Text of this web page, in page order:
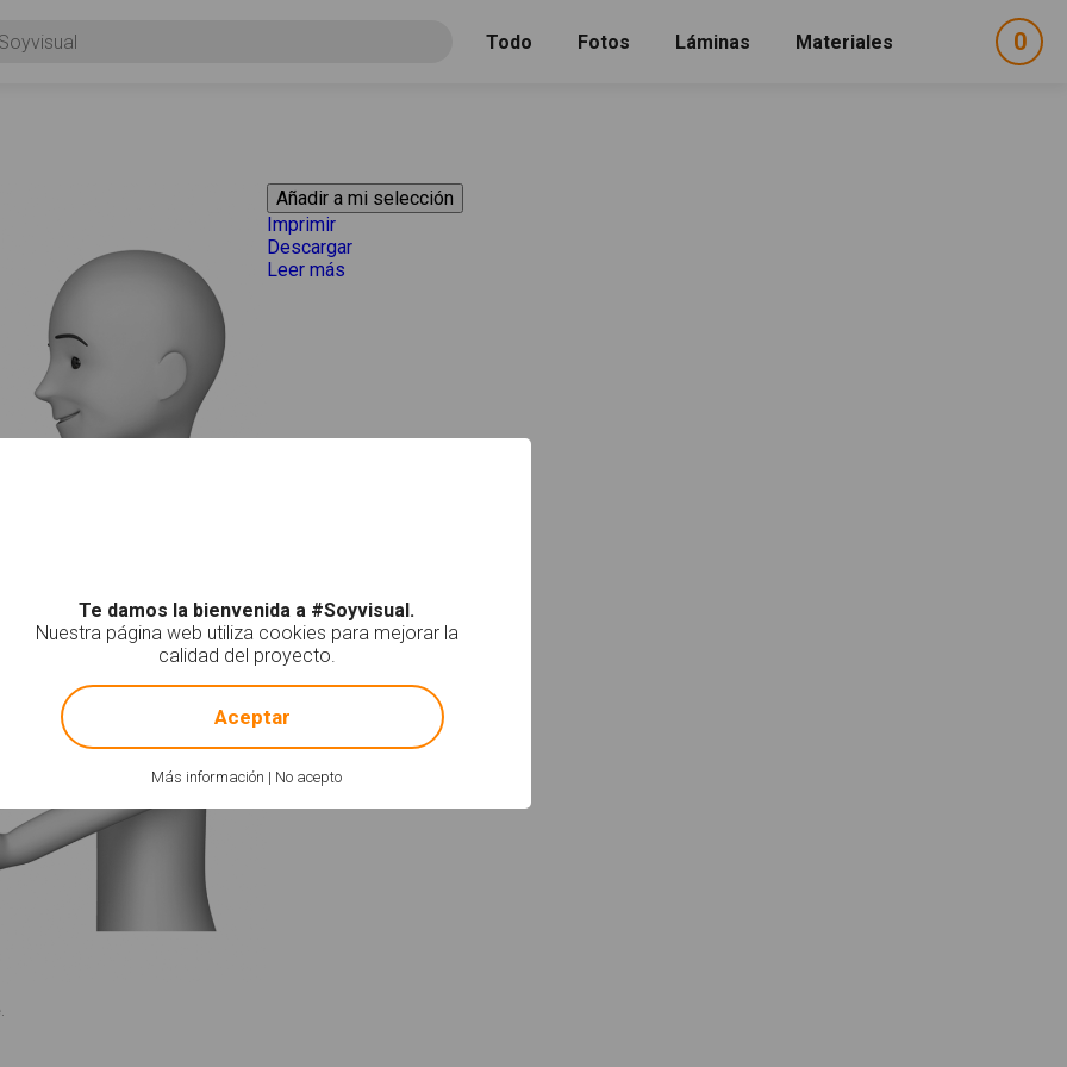
Todo Fotos Láminas Materiales 0
Imprimir
Descargar
Leer más
Te damos la bienvenida a #Soyvisual.
Nuestra página web utiliza cookies para mejorar la
calidad del proyecto.
Más información | No acepto
! Not valid!
Aceptar